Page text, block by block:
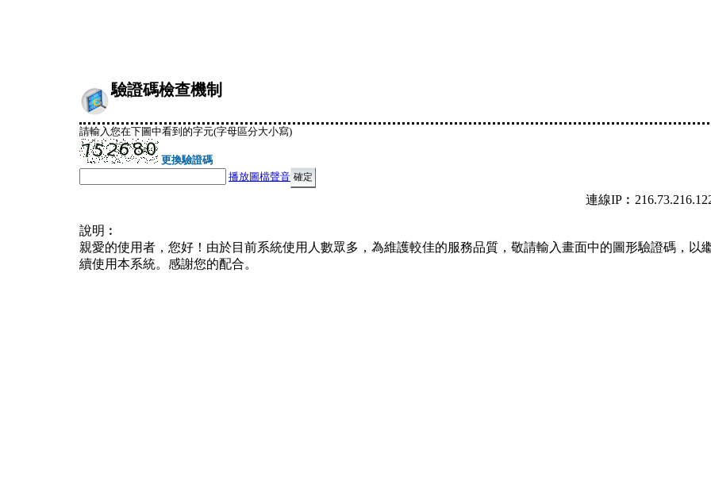
驗證碼檢查機制
請輸入您在下圖中看到的字元(字母區分大小寫)
更換驗證碼
播放圖檔聲音
連線
說明︰
親愛的使用者，您好！由於目前系統使用人數眾多，為維護較佳的服務品質，敬請輸入畫面中的圖形驗證碼，以
續使用本系統。感謝您的配合。